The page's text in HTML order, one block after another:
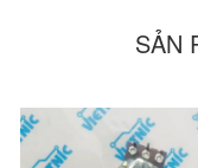
SẢN